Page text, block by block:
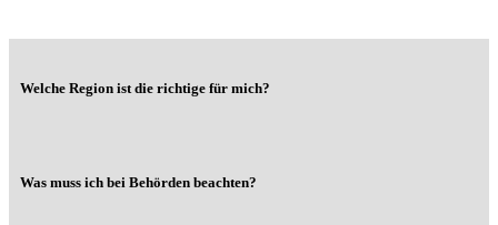
Welche Region ist die richtige für mich?
Was muss ich bei Behörden beachten?